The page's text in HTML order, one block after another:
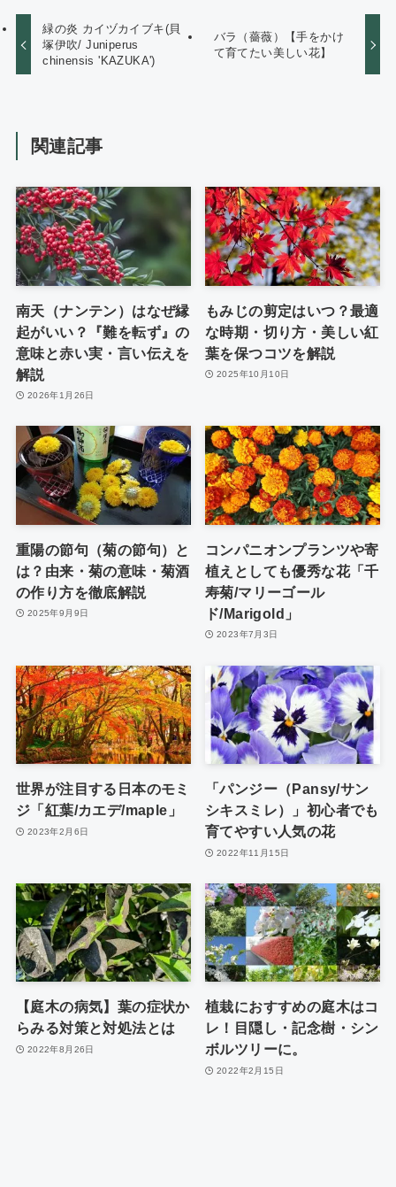
緑の炎 カイヅカイブキ(貝
塚伊吹/ Juniperus
chinensis 'KAZUKA')
バラ（薔薇）【手をかけ
て育てたい美しい花】
関連記事
南天（ナンテン）はなぜ縁
起がいい？『難を転ず』の
意味と赤い実・言い伝えを
解説
2026年1月26日
もみじの剪定はいつ？最適
な時期・切り方・美しい紅
葉を保つコツを解説
2025年10月10日
重陽の節句（菊の節句）と
は？由来・菊の意味・菊酒
の作り方を徹底解説
2025年9月9日
コンパニオンプランツや寄
植えとしても優秀な花「千
寿菊/マリーゴール
ド/Marigold」
2023年7月3日
世界が注目する日本のモミ
ジ「紅葉/カエデ/maple」
2023年2月6日
「パンジー（Pansy/サン
シキスミレ）」初心者でも
育てやすい人気の花
2022年11月15日
【庭木の病気】葉の症状か
らみる対策と対処法とは
2022年8月26日
植栽におすすめの庭木はコ
レ！目隠し・記念樹・シン
ボルツリーに。
2022年2月15日